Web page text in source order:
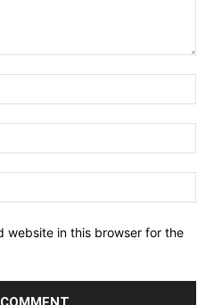
website in this browser for the